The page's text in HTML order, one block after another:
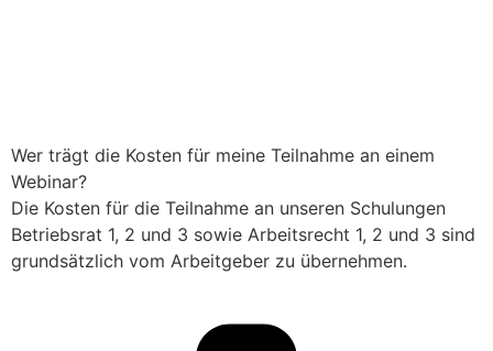
Wer trägt die Kosten für meine Teilnahme an einem
Webinar?
Die Kosten für die Teilnahme an unseren Schulungen
Betriebsrat 1, 2 und 3 sowie Arbeitsrecht 1, 2 und 3 sind
grundsätzlich vom Arbeitgeber zu übernehmen.